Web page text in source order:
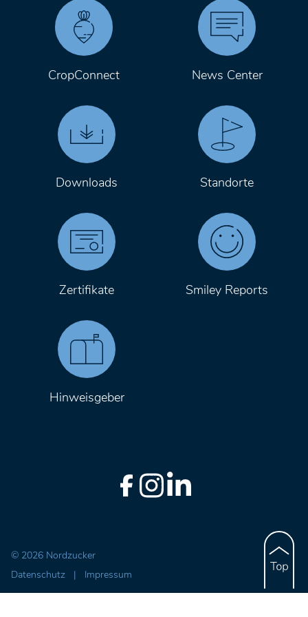
CropConnect News Center
Downloads Standorte
Zertifikate Smiley Reports
Hinweisgeber
© 2026 Nordzucker
Datenschutz
| Impressum